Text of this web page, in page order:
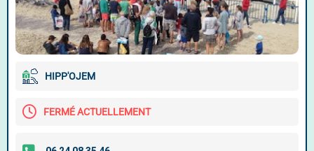
HIPP'OJEM
FERMÉ ACTUELLEMENT